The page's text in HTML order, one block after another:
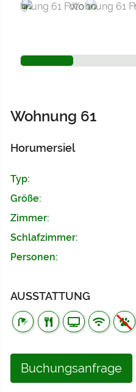
Wohnung 61
Horumersiel
Typ:
Größe:
Zimmer:
Schlafzimmer:
Personen:
AUSSTATTUNG
Buchungsanfrage